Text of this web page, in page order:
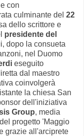
con
culminante del 22
dello scrittore e
presidente del
dopo la consueta
nel Duomo
eseguito
dal maestro
coinvolgerà
la chiesa San
dell'iniziativa
Group, media
progetto 'Maggio
grazie all'arciprete